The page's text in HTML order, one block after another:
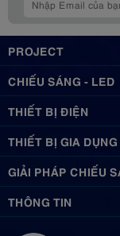
PROJECT
CHIẾU SÁNG - LED
THIẾT BỊ ĐIỆN
THIẾT BỊ GIA DỤNG
GIẢI PHÁP CHIẾU
THÔNG TIN